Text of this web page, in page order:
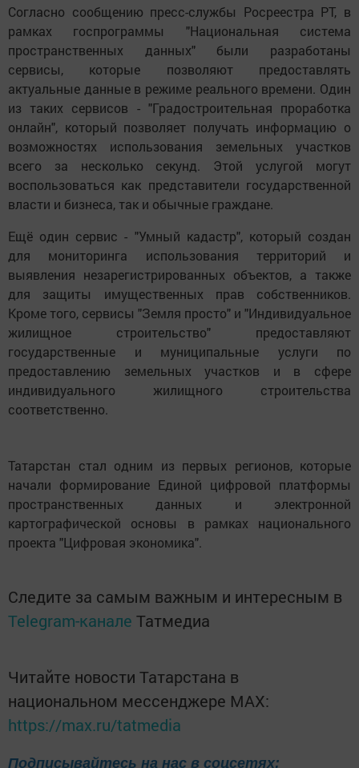
Согласно сообщению пресс-службы Росреестра РТ, в
рамках госпрограммы "Национальная система
пространственных данных" были разработаны
сервисы, которые позволяют предоставлять
актуальные данные в режиме реального времени. Один
из таких сервисов - "Градостроительная проработка
онлайн", который позволяет получать информацию о
возможностях использования земельных участков
всего за несколько секунд. Этой услугой могут
воспользоваться как представители государственной
власти и бизнеса, так и обычные граждане.
Ещё один сервис - "Умный кадастр", который создан
для мониторинга использования территорий и
выявления незарегистрированных объектов, а также
для защиты имущественных прав собственников.
Кроме того, сервисы "Земля просто" и "Индивидуальное
жилищное строительство" предоставляют
государственные и муниципальные услуги по
предоставлению земельных участков и в сфере
индивидуального жилищного строительства
соответственно.
Татарстан стал одним из первых регионов, которые
начали формирование Единой цифровой платформы
пространственных данных и электронной
картографической основы в рамках национального
проекта "Цифровая экономика".
Следите за самым важным и интересным в
Telegram-канале Татмедиа
Читайте новости Татарстана в
национальном мессенджере MАХ:
https://max.ru/tatmedia
Подписывайтесь на нас в соцсетях: